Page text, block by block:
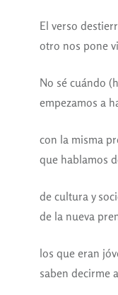
El verso
otro nos pone
No sé cuándo
empezamos a
con la misma
que hablamos
de cultura y
de la nueva
los que eran
saben decirme